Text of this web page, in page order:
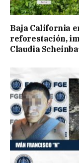
Baja California
reforestación,
Claudia